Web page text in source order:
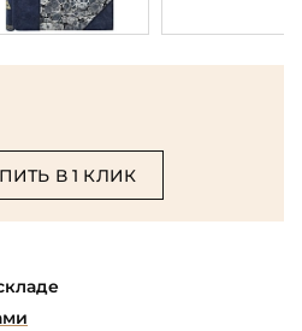
В 1 КЛИК